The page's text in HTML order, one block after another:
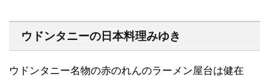
ウドンタニーの日本料理みゆき
ウドンタニー名物の赤のれんのラーメン屋台は健在